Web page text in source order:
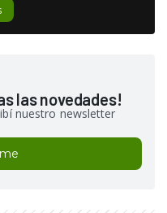
las novedades!
nuestro newsletter